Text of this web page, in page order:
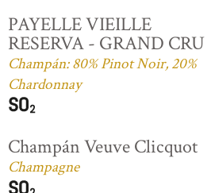
PAYELLE VIEILLE
RESERVA - GRAND CRU
Champán: 80% Pinot Noir, 20%
Chardonnay
Champán Veuve Clicquot
Champagne